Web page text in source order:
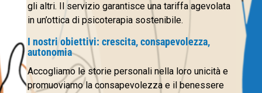
gli altri. Il servizio garantisce una tariffa agevolata
in un’ottica di psicoterapia sostenibile.
I nostri obiettivi: crescita, consapevolezza,
autonomia
Accogliamo le storie personali nella loro unicità e
promuoviamo la consapevolezza e il benessere